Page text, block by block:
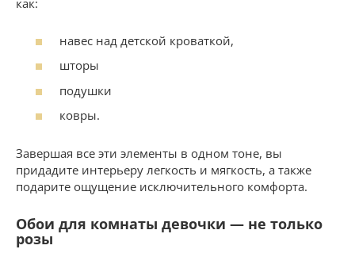
как:
навес над детской кроваткой,
шторы
подушки
ковры.
Завершая все эти элементы в одном тоне, вы
придадите интерьеру легкость и мягкость, а также
подарите ощущение исключительного комфорта.
Обои для комнаты девочки — не только
розы